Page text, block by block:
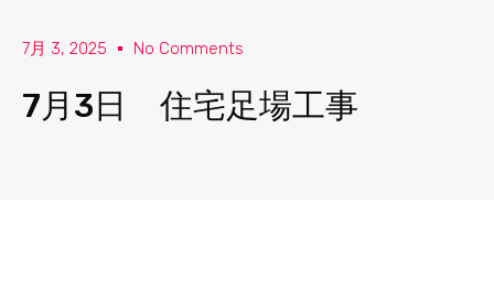
7月 3, 2025 No Comments
7月3日 住宅足場工事